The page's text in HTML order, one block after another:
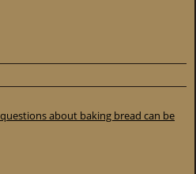
about baking bread can be